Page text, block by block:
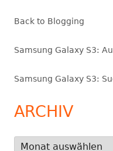
Back to Blogging
Samsung Galaxy S3:
Samsung Galaxy S3:
ARCHIV
Archiv